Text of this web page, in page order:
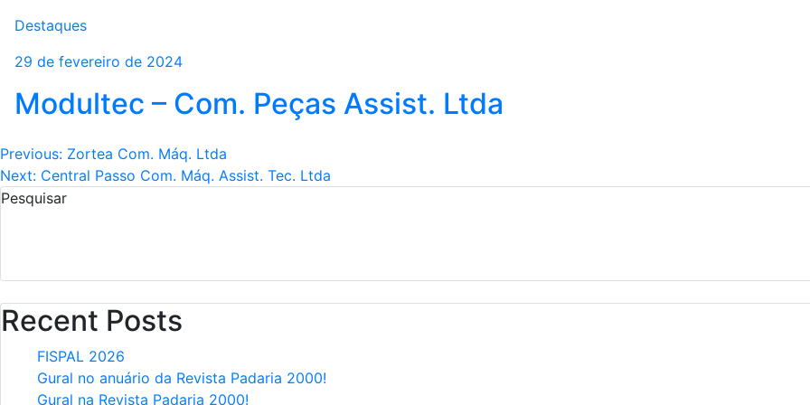
PRODUTOS E PEÇAS
Destaques
29 de fevereiro de 2024
Modultec – Com. Peças Assist. Ltda
Navegação
de
Previous: Zortea Com. Máq. Ltda
Next: Central Passo Com. Máq. Assist. Tec. Ltda
Pesquisar
Recent Posts
FISPAL 2026
Gural no anuário da Revista Padaria 2000!
Gural na Revista Padaria 2000!